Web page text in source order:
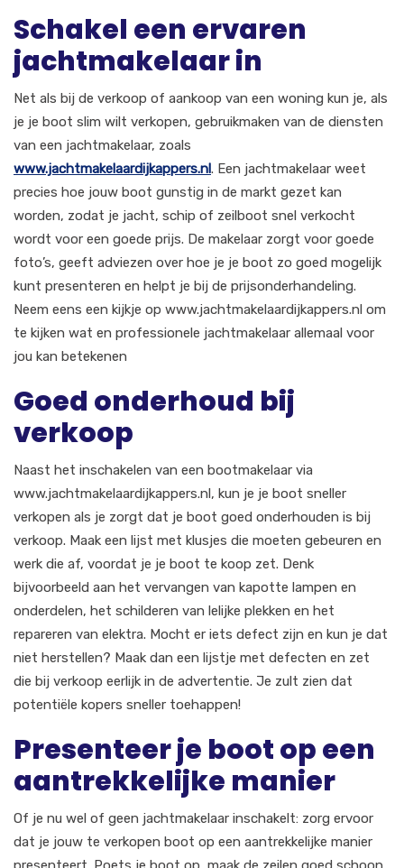
Schakel een ervaren
jachtmakelaar in
Net als bij de verkoop of aankoop van een woning kun je, als
je je boot slim wilt verkopen, gebruikmaken van de diensten
van een jachtmakelaar, zoals
www.jachtmakelaardijkappers.nl. Een jachtmakelaar weet
precies hoe jouw boot gunstig in de markt gezet kan
worden, zodat je jacht, schip of zeilboot snel verkocht
wordt voor een goede prijs. De makelaar zorgt voor goede
foto’s, geeft adviezen over hoe je je boot zo goed mogelijk
kunt presenteren en helpt je bij de prijsonderhandeling.
Neem eens een kijkje op www.jachtmakelaardijkappers.nl om
te kijken wat en professionele jachtmakelaar allemaal voor
jou kan betekenen
Goed onderhoud bij
verkoop
Naast het inschakelen van een bootmakelaar via
www.jachtmakelaardijkappers.nl, kun je je boot sneller
verkopen als je zorgt dat je boot goed onderhouden is bij
verkoop. Maak een lijst met klusjes die moeten gebeuren en
werk die af, voordat je je boot te koop zet. Denk
bijvoorbeeld aan het vervangen van kapotte lampen en
onderdelen, het schilderen van lelijke plekken en het
repareren van elektra. Mocht er iets defect zijn en kun je dat
niet herstellen? Maak dan een lijstje met defecten en zet
die bij verkoop eerlijk in de advertentie. Je zult zien dat
potentiële kopers sneller toehappen!
Presenteer je boot op een
aantrekkelijke manier
Of je nu wel of geen jachtmakelaar inschakelt: zorg ervoor
dat je jouw te verkopen boot op een aantrekkelijke manier